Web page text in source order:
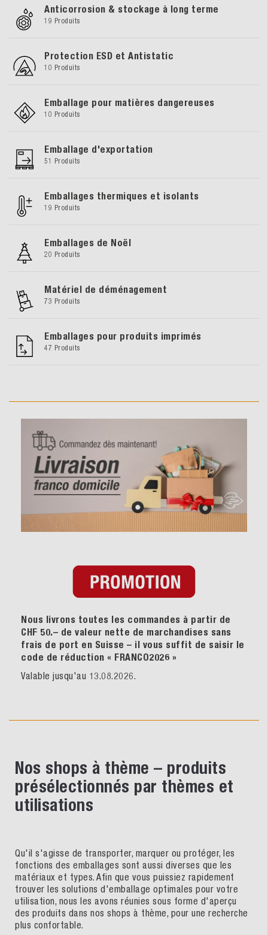
Anticorrosion & stockage à long terme
19 Produits
Protection ESD et Antistatic
10 Produits
Emballage pour matières dangereuses
10 Produits
Emballage d'exportation
51 Produits
Emballages thermiques et isolants
19 Produits
Emballages de Noël
20 Produits
Matériel de déménagement
73 Produits
Emballages pour produits imprimés
47 Produits
Nous livrons toutes les commandes à partir de
CHF 50.– de valeur nette de marchandises sans
frais de port en Suisse – il vous suffit de saisir le
code de réduction « FRANCO2026 »
Valable jusqu'au 13.08.2026.
Nos shops à thème – produits
présélectionnés par thèmes et
utilisations
Qu'il s'agisse de transporter, marquer ou protéger, les
fonctions des emballages sont aussi diverses que les
matériaux et types. Afin que vous puissiez rapidement
trouver les solutions d'emballage optimales pour votre
utilisation, nous les avons réunies sous forme d'aperçu
des produits dans nos shops à thème, pour une recherche
plus confortable.